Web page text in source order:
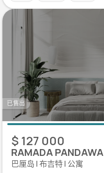
已售出
$ 127 000
RAMADA PANDAWA
巴厘岛 | 布吉特 | 公寓